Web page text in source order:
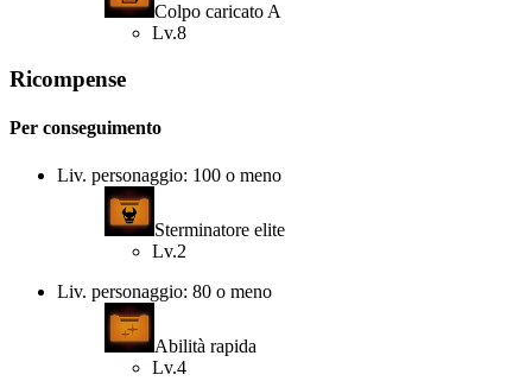
Colpo caricato A
Lv.8
Ricompense
Per conseguimento
Liv. personaggio: 100 o meno
Sterminatore elite
Lv.2
Liv. personaggio: 80 o meno
Abilità rapida
Lv.4